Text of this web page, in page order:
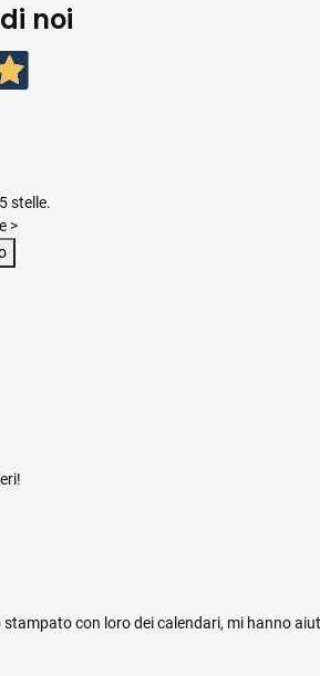
noi
stelle.
>
con loro dei calendari, mi hanno